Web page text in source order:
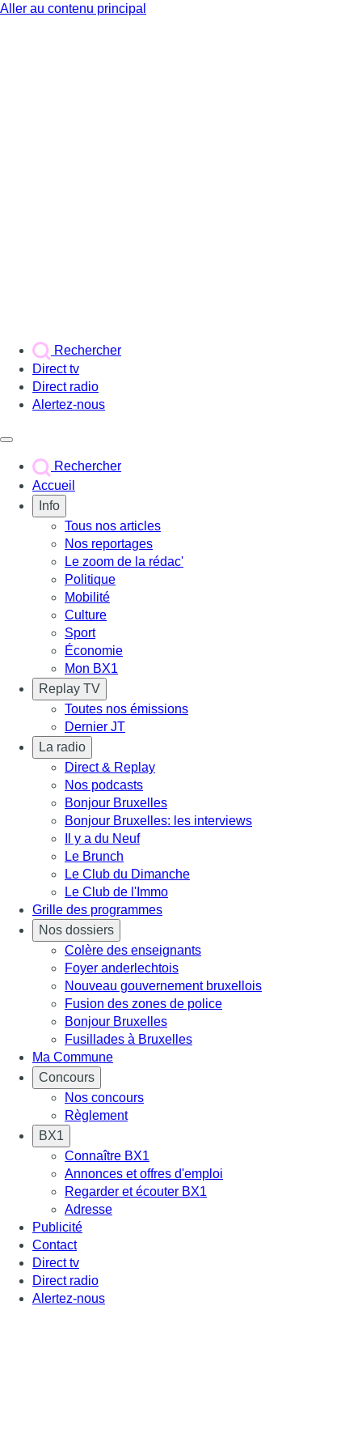
Aller au contenu principal
Rechercher
Direct tv
Direct radio
Alertez-nous
Rechercher
Accueil
Info
Tous nos articles
Nos reportages
Le zoom de la rédac'
Politique
Mobilité
Culture
Sport
Économie
Mon BX1
Replay TV
Toutes nos émissions
Dernier JT
La radio
Direct & Replay
Nos podcasts
Bonjour Bruxelles
Bonjour Bruxelles: les interviews
Il y a du Neuf
Le Brunch
Le Club du Dimanche
Le Club de l'Immo
Grille des programmes
Nos dossiers
Colère des enseignants
Foyer anderlechtois
Nouveau gouvernement bruxellois
Fusion des zones de police
Bonjour Bruxelles
Fusillades à Bruxelles
Ma Commune
Concours
Nos concours
Règlement
BX1
Connaître BX1
Annonces et offres d'emploi
Regarder et écouter BX1
Adresse
Publicité
Contact
Direct tv
Direct radio
Alertez-nous